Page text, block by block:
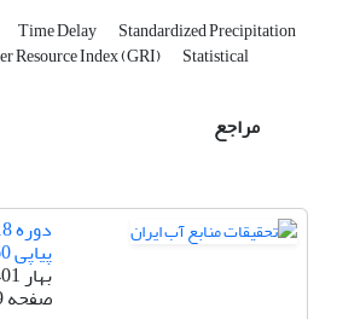
Time Delay Standardized Precipitation
Resource Index (GRI) Statistical
مراجع
پیاپی 60
بهار 1401
صفحه